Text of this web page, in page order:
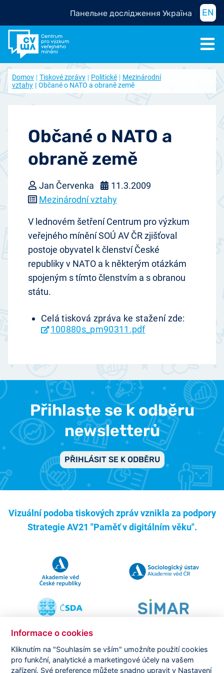
Панельне дослідження Україна EN
Domov Tiskové zprávy Politické
Mezinárodní
vztahy
Občané o NATO a obraně země
Občané o NATO a
obraně země
Jan Červenka
11.3.2009
Mezinárodní vztahy
V lednovém šetření Centrum pro výzkum
veřejného mínění SOÚ AV ČR zjišťoval
postoje obyvatel k členství České
republiky v NATO a k některým otázkám
spojeným s tímto členstvím a s obranou
státu.
Celá tisková zpráva ke stažení zde:
100880s_pm90311.pdf
Přihlaste se k odběru
newsletterů
PŘIHLÁSIT SE K ODBĚRU
Vizuální podoba tiskových zpráv vznikla za podpory
Strategie AV21 "Paměť v digitálním věku".
Copyright © CVVM | Právní ujednání| Nastavení cookies
Informace o cookies
Kliknutím na "Souhlasím se vším" umožníte použití cookies
pro funkční, analytické a marketingové účely na vašem
zařízení. Své preference můžete snadno upravit v Nastavení